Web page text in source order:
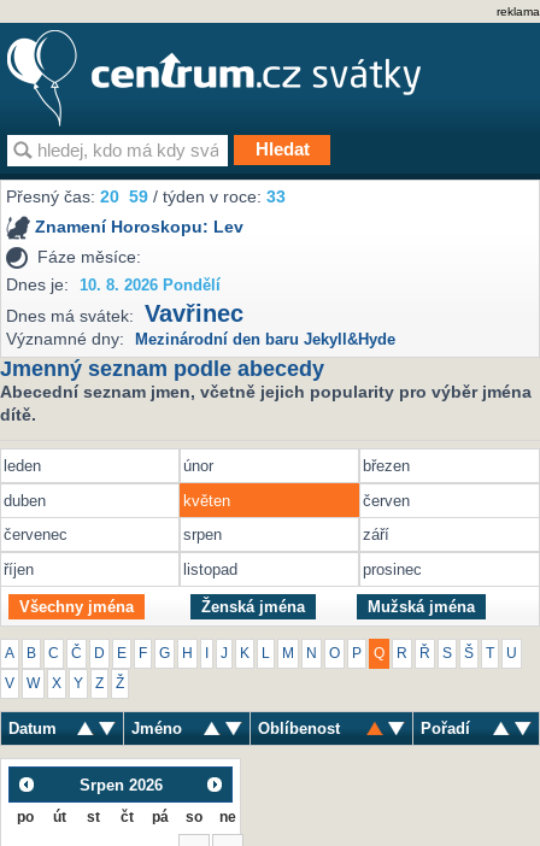
reklama
Přesný čas:20 59 / týden v roce:33
Znamení Horoskopu: Lev
Fáze měsíce:
Dnes je:
10. 8. 2026 Pondělí
Dnes má svátek: Vavřinec
Významné dny: Mezinárodní den baru Jekyll&Hyde
Jmenný seznam podle abecedy
Abecední seznam jmen, včetně jejich popularity pro výběr jména
dítě.
leden únor
březen
duben
květen
červen
červenec
srpen
září
říjen
listopad prosinec
Všechny jména Ženská jména Mužská jména
A B C Č D E F G H J K M N O P Q R Ř S Š U
V W X Y Z Ž
Datum Jméno Oblíbenost Pořadí
Srpen 2026
po út st čt pá so ne